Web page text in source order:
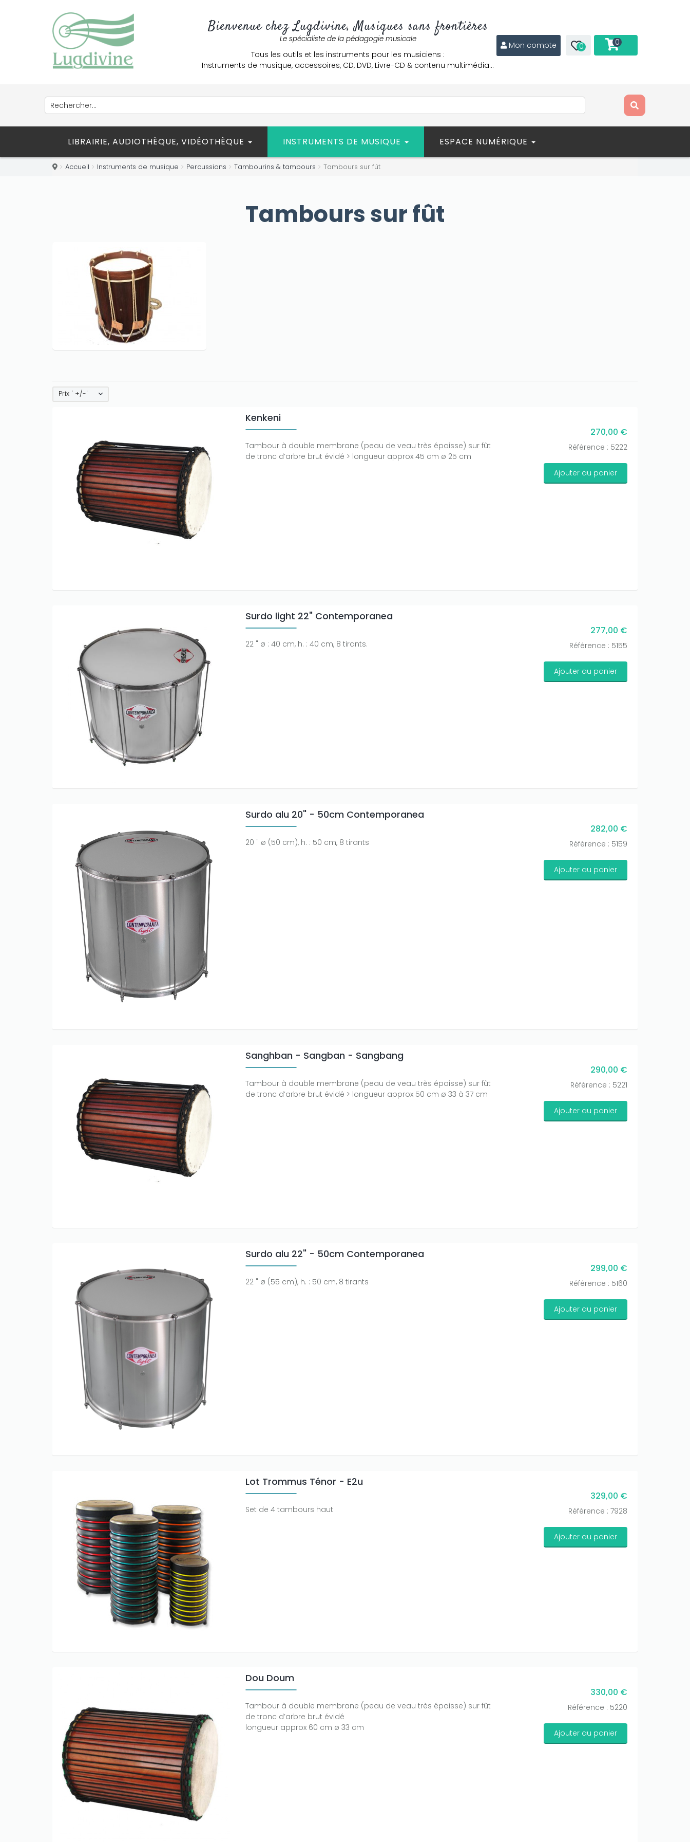
Bienvenue chez Lugdivine, Musiques sans frontières
Le spécialiste de la pédagogie musicale
Tous les outils et les instruments pour les musiciens :
Instruments de musique, accessoires, CD, DVD, Livre-CD & contenu multimédia…
Mon compte 0 0
LIBRAIRIE, AUDIOTHÈQUE, VIDÉOTHÈQUE INSTRUMENTS DE MUSIQUE ESPACE NUMÉRIQUE
Accueil Instruments de musique Percussions Tambourins & tambours Tambours sur fût
Tambours sur fût
Prix ' +/-'
Kenkeni
Tambour à double membrane (peau de veau très épaisse) sur fût
de tronc d’arbre brut évidé > longueur approx 45 cm ø 25 cm
270,00 €
Référence : 5222
Ajouter au panier
Surdo light 22" Contemporanea
22 " ø : 40 cm, h. : 40 cm, 8 tirants.
277,00 €
Référence : 5155
Ajouter au panier
Surdo alu 20" - 50cm Contemporanea
20 " ø (50 cm), h. : 50 cm, 8 tirants
282,00 €
Référence : 5159
Ajouter au panier
Sanghban - Sangban - Sangbang
Tambour à double membrane (peau de veau très épaisse) sur fût
de tronc d’arbre brut évidé > longueur approx 50 cm ø 33 à 37 cm
290,00 €
Référence : 5221
Ajouter au panier
Surdo alu 22" - 50cm Contemporanea
22 " ø (55 cm), h. : 50 cm, 8 tirants
299,00 €
Référence : 5160
Ajouter au panier
Lot Trommus Ténor - E2u
Set de 4 tambours haut
329,00 €
Référence : 7928
Ajouter au panier
Dou Doum
Tambour à double membrane (peau de veau très épaisse) sur fût
de tronc d’arbre brut évidé
longueur approx 60 cm ø 33 cm
330,00 €
Référence : 5220
Ajouter au panier